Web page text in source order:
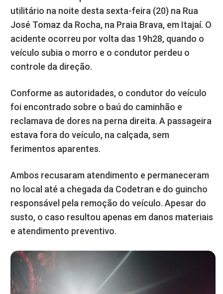
utilitário na noite desta sexta-feira (20) na Rua
José Tomaz da Rocha, na Praia Brava, em Itajaí. O
acidente ocorreu por volta das 19h28, quando o
veículo subia o morro e o condutor perdeu o
controle da direção.
Conforme as autoridades, o condutor do veículo
foi encontrado sobre o baú do caminhão e
reclamava de dores na perna direita. A passageira
estava fora do veículo, na calçada, sem
ferimentos aparentes.
Ambos recusaram atendimento e permaneceram
no local até a chegada da Codetran e do guincho
responsável pela remoção do veículo. Apesar do
susto, o caso resultou apenas em danos materiais
e atendimento preventivo.